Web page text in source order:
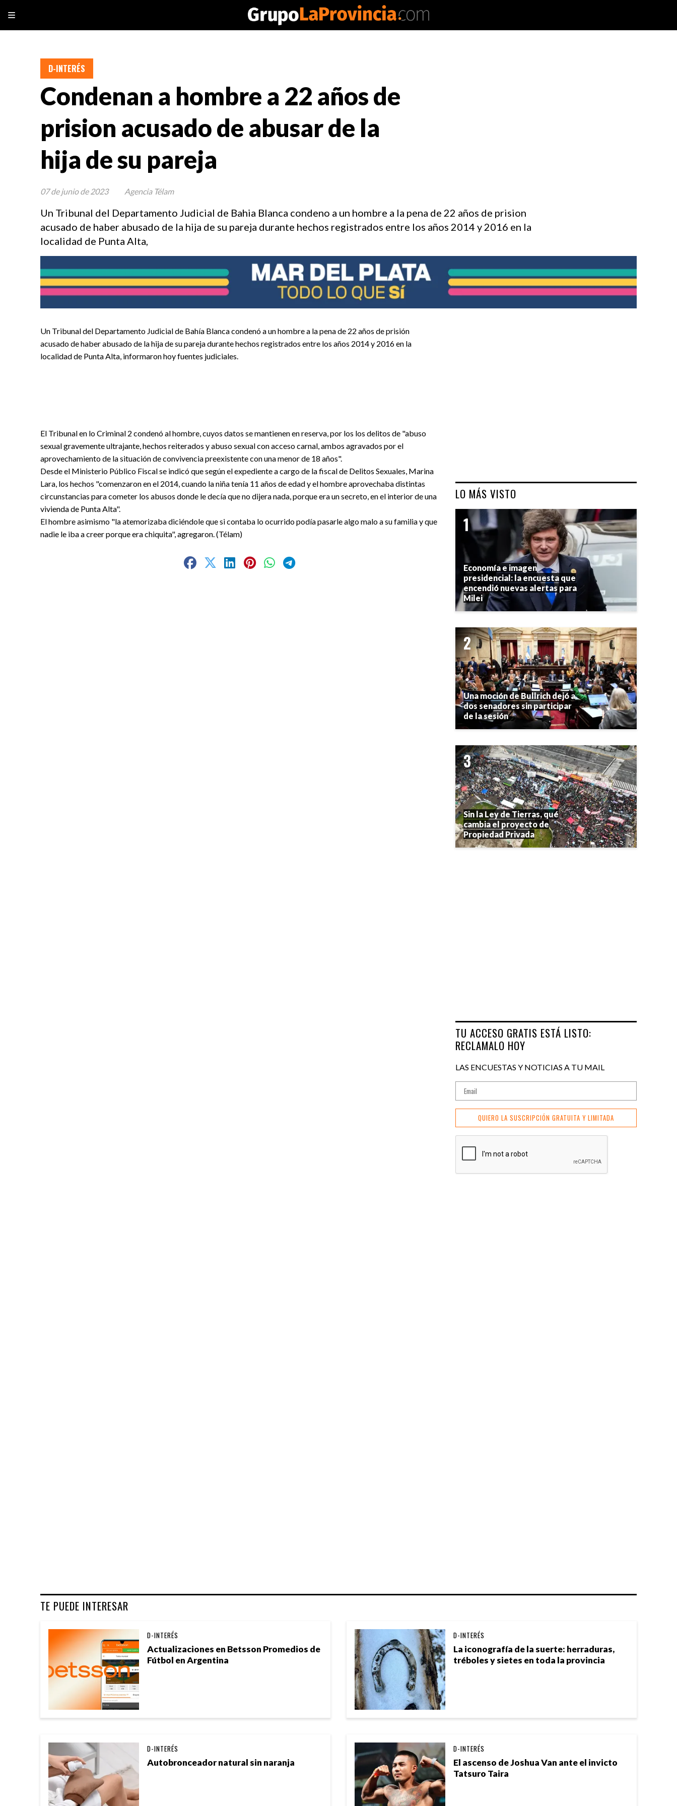
Condenan a hombre a 22 años de
prision acusado de abusar de la
hija de su pareja
Un Tribunal del Departamento Judicial de Bahia Blanca condeno a un hombre a la pena de 22 años de prision
acusado de haber abusado de la hija de su pareja durante hechos registrados entre los años 2014 y 2016 en la
localidad de Punta Alta,
D-INTERÉS
07 de junio de 2023 Agencia Télam
Un Tribunal del Departamento Judicial de Bahía Blanca condenó a un hombre a la pena de 22 años de prisión
acusado de haber abusado de la hija de su pareja durante hechos registrados entre los años 2014 y 2016 en la
localidad de Punta Alta, informaron hoy fuentes judiciales.
El Tribunal en lo Criminal 2 condenó al hombre, cuyos datos se mantienen en reserva, por los los delitos de "abuso
sexual gravemente ultrajante, hechos reiterados y abuso sexual con acceso carnal, ambos agravados por el
aprovechamiento de la situación de convivencia preexistente con una menor de 18 años".
Desde el Ministerio Público Fiscal se indicó que según el expediente a cargo de la fiscal de Delitos Sexuales, Marina
Lara, los hechos "comenzaron en el 2014, cuando la niña tenía 11 años de edad y el hombre aprovechaba distintas
circunstancias para cometer los abusos donde le decía que no dijera nada, porque era un secreto, en el interior de una
vivienda de Punta Alta".
El hombre asimismo "la atemorizaba diciéndole que si contaba lo ocurrido podía pasarle algo malo a su familia y que
nadie le iba a creer porque era chiquita", agregaron. (Télam)
TE PUEDE INTERESAR
Actualizaciones en Betsson Promedios de
Fútbol en Argentina
D-INTERÉS
La iconografía de la suerte: herraduras,
tréboles y sietes en toda la provincia
D-INTERÉS
Autobronceador natural sin naranja
D-INTERÉS
El ascenso de Joshua Van ante el invicto
Tatsuro Taira
D-INTERÉS
LO MÁS VISTO
Economía e imagen
presidencial: la encuesta que
encendió nuevas alertas para
Milei
Una moción de Bullrich dejó a
dos senadores sin participar
de la sesión
Sin la Ley de Tierras, qué
cambia el proyecto de
Propiedad Privada
TU ACCESO GRATIS ESTÁ LISTO:
RECLAMALO HOY
LAS ENCUESTAS Y NOTICIAS A TU MAIL
QUIERO LA SUSCRIPCIÓN GRATUITA Y LIMITADA